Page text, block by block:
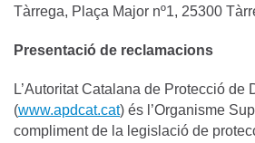
Tàrrega, Plaça Major nº1, 25300
Presentació de reclamacions
L’Autoritat Catalana de Protecció de
(www.apdcat.cat) és l’Organisme
compliment de la legislació de